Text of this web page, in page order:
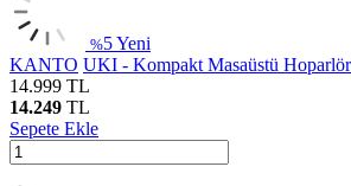
%5Yeni
KANTO UKI - Kompakt Masaüstü
14.999 TL
14.249 TL
Sepete Ekle